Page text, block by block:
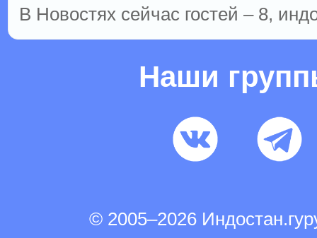
В Новостях сейчас гостей – 8,
Наши
© 2005–2026